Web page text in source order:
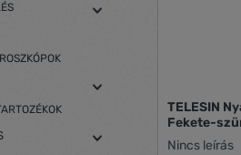
TELESIN
Fekete-
Nincs leírás